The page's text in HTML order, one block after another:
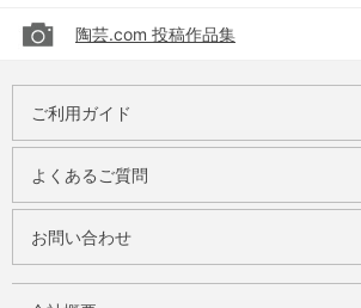
陶芸.com 投稿作品集
ご利用ガイド
よくあるご質問
お問い合わせ